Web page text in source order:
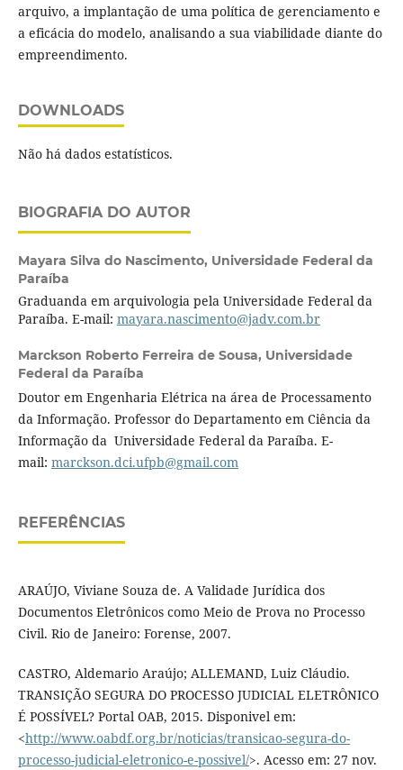
arquivo, a implantação de uma política de gerenciamento e
a eficácia do modelo, analisando a sua viabilidade diante do
empreendimento.
DOWNLOADS
Não há dados estatísticos.
BIOGRAFIA DO AUTOR
Mayara Silva do Nascimento, Universidade Federal da
Paraíba
Graduanda em arquivologia pela Universidade Federal da
Paraíba. E-mail: mayara.nascimento@jadv.com.br
Marckson Roberto Ferreira de Sousa, Universidade
Federal da Paraíba
Doutor em Engenharia Elétrica na área de Processamento
da Informação. Professor do Departamento em Ciência da
Informação da Universidade Federal da Paraíba. E-
mail: marckson.dci.ufpb@gmail.com
REFERÊNCIAS
ARAÚJO, Viviane Souza de. A Validade Jurídica dos
Documentos Eletrônicos como Meio de Prova no Processo
Civil. Rio de Janeiro: Forense, 2007.
CASTRO, Aldemario Araújo; ALLEMAND, Luiz Cláudio.
TRANSIÇÃO SEGURA DO PROCESSO JUDICIAL ELETRÔNICO
É POSSÍVEL? Portal OAB, 2015. Disponivel em:
<http://www.oabdf.org.br/noticias/transicao-segura-do-
processo-judicial-eletronico-e-possivel/>. Acesso em: 27 nov.